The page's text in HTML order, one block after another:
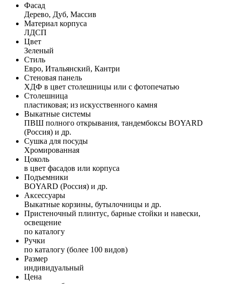
Фасад
Дерево, Дуб, Массив
Материал корпуса
ЛДСП
Цвет
Зеленый
Стиль
Евро, Итальянский, Кантри
Стеновая панель
ХДФ в цвет столешницы или с фотопечатью
Столешница
пластиковая; из искусственного камня
Выкатные системы
ПВШ полного открывания, тандембоксы BOYARD
(Россия) и др.
Сушка для посуды
Хромированная
Цоколь
в цвет фасадов или корпуса
Подъемники
BOYARD (Россия) и др.
Аксессуары
Выкатные корзины, бутылочницы и др.
Пристеночный плинтус, барные стойки и навески,
освещение
по каталогу
Ручки
по каталогу (более 100 видов)
Размер
индивидуальный
Цена